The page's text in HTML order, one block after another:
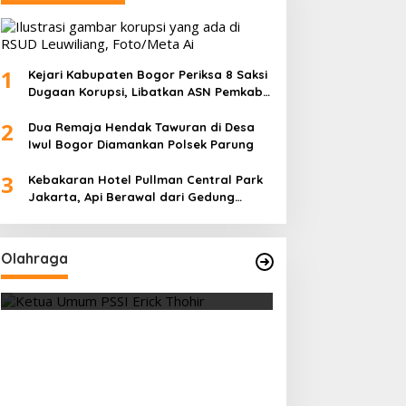
1
Kejari Kabupaten Bogor Periksa 8 Saksi
Dugaan Korupsi, Libatkan ASN Pemkab
2
Dua Remaja Hendak Tawuran di Desa
Iwul Bogor Diamankan Polsek Parung
3
Kebakaran Hotel Pullman Central Park
Jakarta, Api Berawal dari Gedung
Olahraga